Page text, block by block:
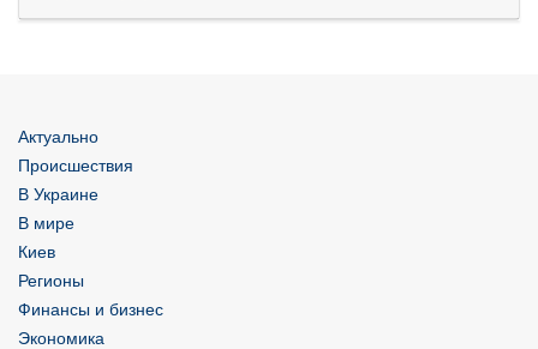
Актуально
Происшествия
В Украине
В мире
Киев
Регионы
Финансы и бизнес
Экономика